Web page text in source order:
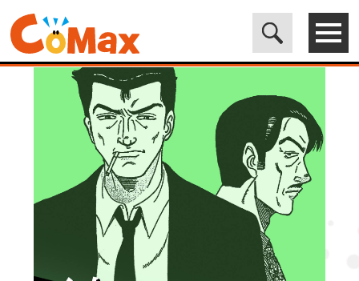
電子書籍マンガ CoMax(コマックス)公式サイト - 株式会社ICE>
LEGEND> 続・悪の華 闇華 1